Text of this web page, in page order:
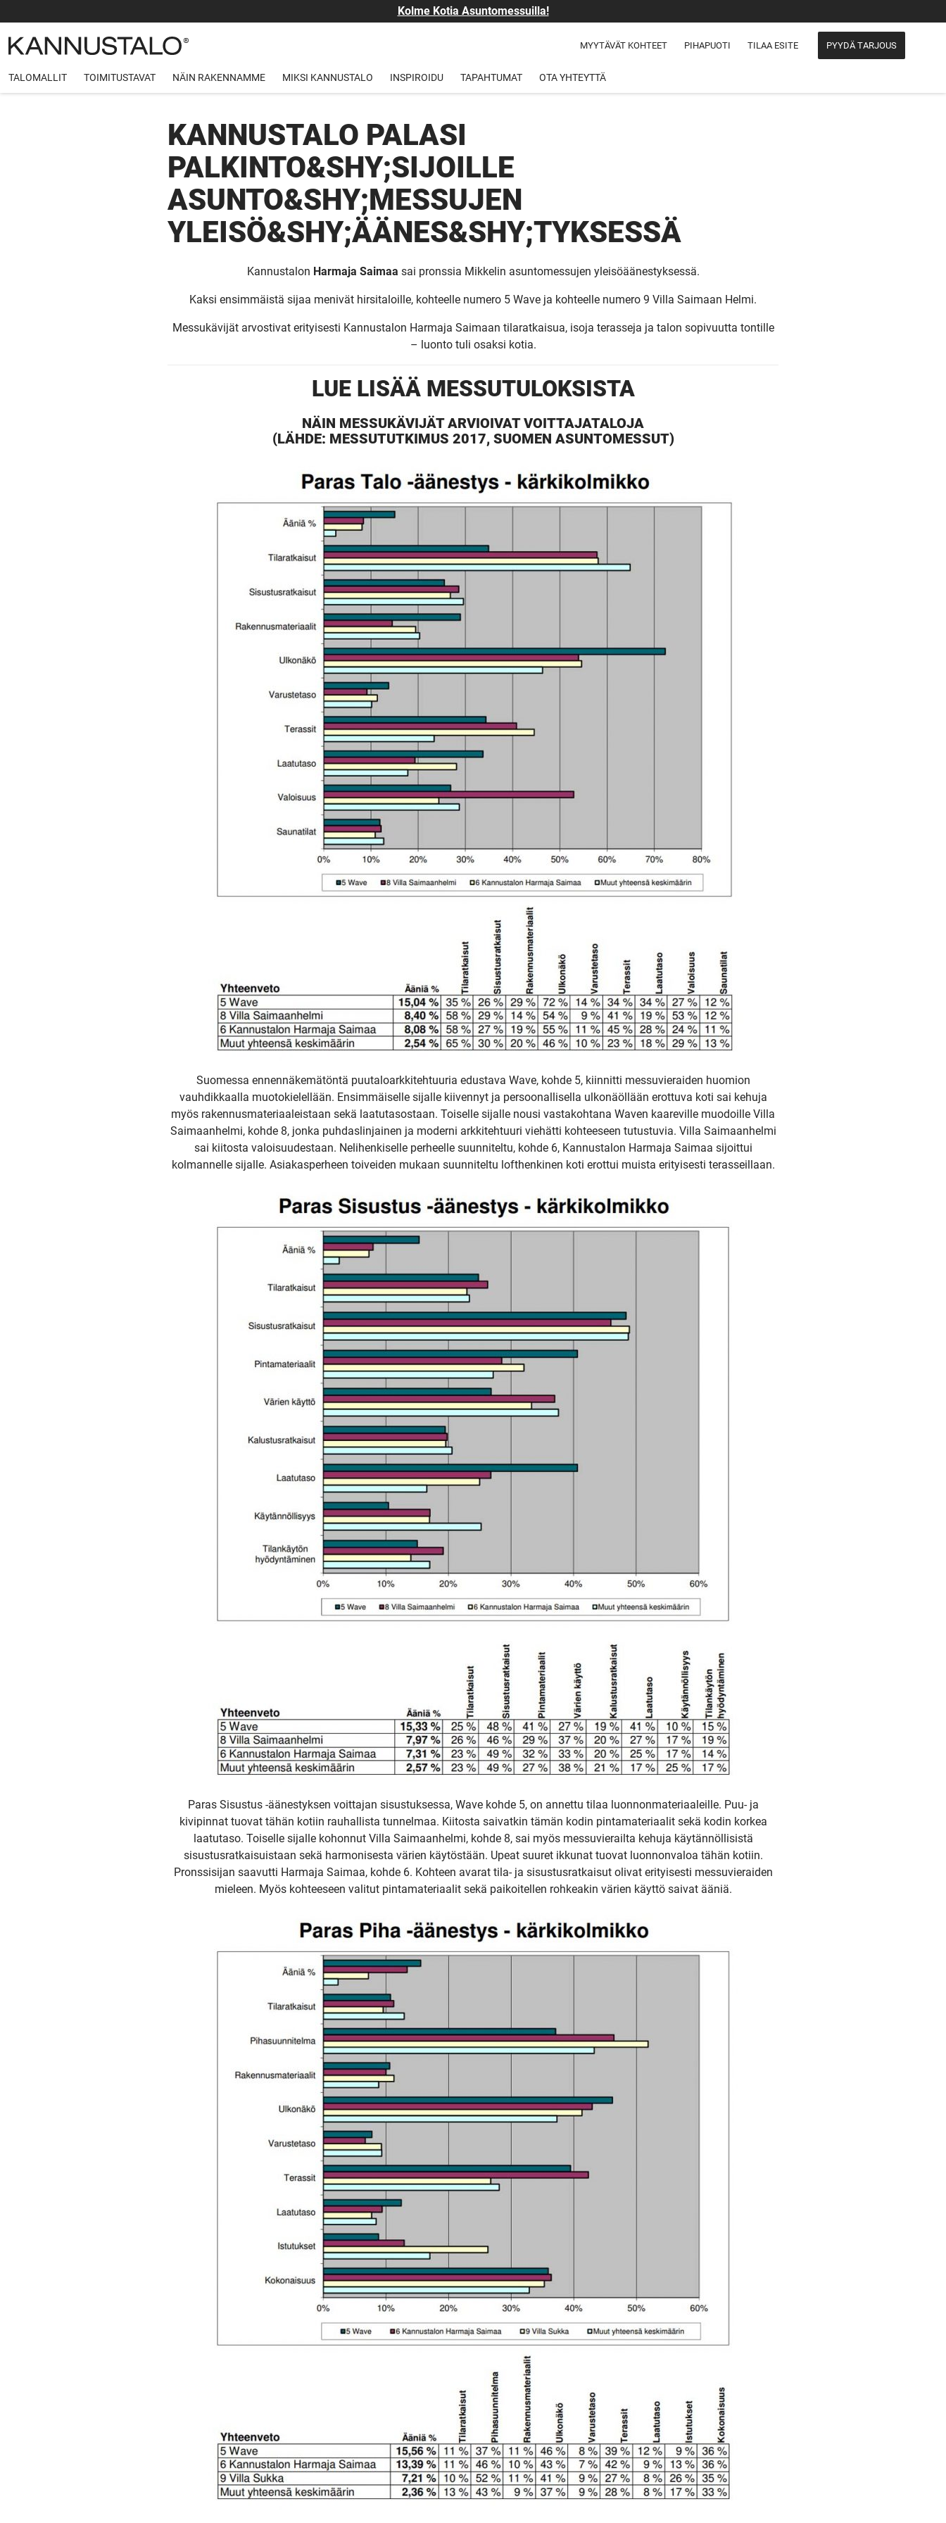
Kolme Kotia Asuntomessuilla!
MYYTÄVÄT KOHTEET PIHAPUOTI TILAA ESITE PYYDÄ TARJOUS
TALOMALLIT TOIMITUSTAVAT NÄIN RAKENNAMME MIKSI KANNUSTALO INSPIROIDU TAPAHTUMAT OTA YHTEYTTÄ
KANNUSTALO PALASI
PALKINTO&SHY;SIJOILLE
ASUNTO&SHY;MESSUJEN
YLEISÖ&SHY;ÄÄNES&SHY;TYKSESSÄ
Kannustalon Harmaja Saimaa sai pronssia Mikkelin asuntomessujen yleisöäänestyksessä.
Kaksi ensimmäistä sijaa menivät hirsitaloille, kohteelle numero 5 Wave ja kohteelle numero 9 Villa Saimaan Helmi.
Messukävijät arvostivat erityisesti Kannustalon Harmaja Saimaan tilaratkaisua, isoja terasseja ja talon sopivuutta tontille
– luonto tuli osaksi kotia.
LUE LISÄÄ MESSU­TULOKSISTA
NÄIN MESSUKÄVIJÄT ARVIOIVAT VOITTAJATALOJA
(LÄHDE: MESSUTUTKIMUS 2017, SUOMEN ASUNTOMESSUT)
Suomessa ennennäkemätöntä puutaloarkkitehtuuria edustava Wave, kohde 5, kiinnitti messuvieraiden huomion
vauhdikkaalla muotokielellään. Ensimmäiselle sijalle kiivennyt ja persoonallisella ulkonäöllään erottuva koti sai kehuja
myös rakennusmateriaaleistaan sekä laatutasostaan. Toiselle sijalle nousi vastakohtana Waven kaareville muodoille Villa
Saimaanhelmi, kohde 8, jonka puhdaslinjainen ja moderni arkkitehtuuri viehätti kohteeseen tutustuvia. Villa Saimaanhelmi
sai kiitosta valoisuudestaan. Nelihenkiselle perheelle suunniteltu, kohde 6, Kannustalon Harmaja Saimaa sijoittui
kolmannelle sijalle. Asiakasperheen toiveiden mukaan suunniteltu lofthenkinen koti erottui muista erityisesti terasseillaan.
Paras Sisustus -äänestyksen voittajan sisustuksessa, Wave kohde 5, on annettu tilaa luonnonmateriaaleille. Puu- ja
kivipinnat tuovat tähän kotiin rauhallista tunnelmaa. Kiitosta saivatkin tämän kodin pintamateriaalit sekä kodin korkea
laatutaso. Toiselle sijalle kohonnut Villa Saimaanhelmi, kohde 8, sai myös messuvierailta kehuja käytännöllisistä
sisustusratkaisuistaan sekä harmonisesta värien käytöstään. Upeat suuret ikkunat tuovat luonnonvaloa tähän kotiin.
Pronssisijan saavutti Harmaja Saimaa, kohde 6. Kohteen avarat tila- ja sisustusratkaisut olivat erityisesti messuvieraiden
mieleen. Myös kohteeseen valitut pintamateriaalit sekä paikoitellen rohkeakin värien käyttö saivat ääniä.
UUSI UNELMISTA KODIKSI-
TALOKIRJA ON JULKAISTU
Upea yli 200-sivuinen talokirja!
Tilaa esite